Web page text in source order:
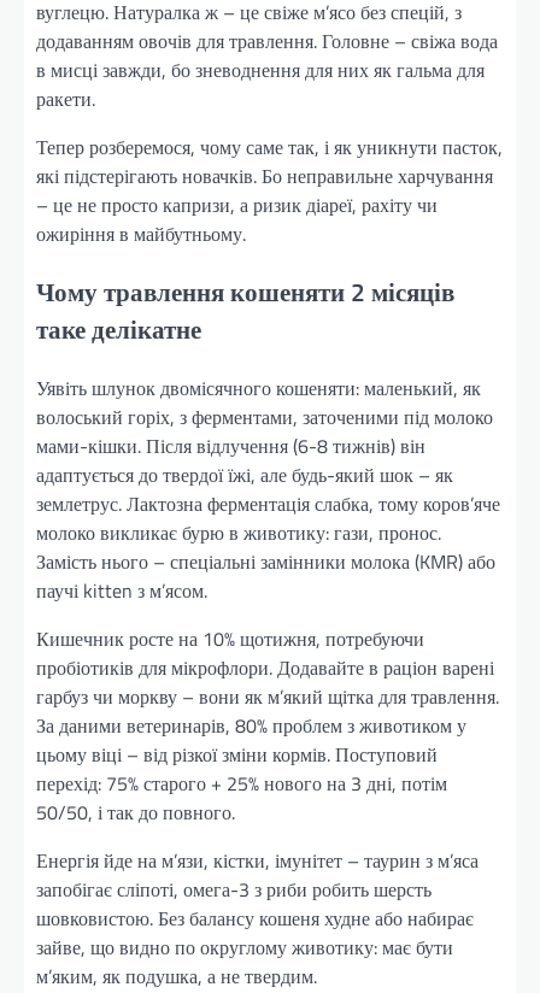
вуглецю. Натуралка ж – це свіже м’ясо без спецій, з
додаванням овочів для травлення. Головне – свіжа вода
в мисці завжди, бо зневоднення для них як гальма для
ракети.
Тепер розберемося, чому саме так, і як уникнути пасток,
які підстерігають новачків. Бо неправильне харчування
– це не просто капризи, а ризик діареї, рахіту чи
ожиріння в майбутньому.
Чому травлення кошеняти 2 місяців
таке делікатне
Уявіть шлунок двомісячного кошеняти: маленький, як
волоський горіх, з ферментами, заточеними під молоко
мами-кішки. Після відлучення (6-8 тижнів) він
адаптується до твердої їжі, але будь-який шок – як
землетрус. Лактозна ферментація слабка, тому коров’яче
молоко викликає бурю в животику: гази, пронос.
Замість нього – спеціальні замінники молока (KMR) або
паучі kitten з м’ясом.
Кишечник росте на 10% щотижня, потребуючи
пробіотиків для мікрофлори. Додавайте в раціон варені
гарбуз чи моркву – вони як м’який щітка для травлення.
За даними ветеринарів, 80% проблем з животиком у
цьому віці – від різкої зміни кормів. Поступовий
перехід: 75% старого + 25% нового на 3 дні, потім
50/50, і так до повного.
Енергія йде на м’язи, кістки, імунітет – таурин з м’яса
запобігає сліпоті, омега-3 з риби робить шерсть
шовковистою. Без балансу кошеня худне або набирає
зайве, що видно по округлому животику: має бути
м’яким, як подушка, а не твердим.